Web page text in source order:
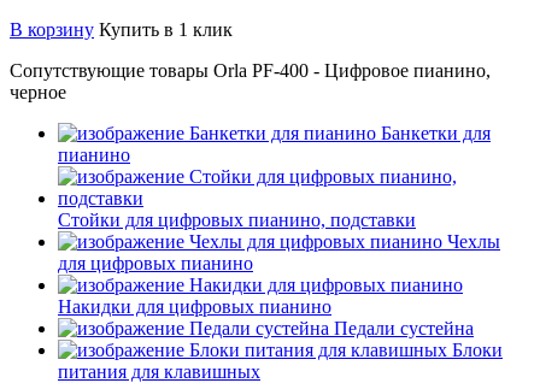
В корзину Купить в 1 клик
Сопутствующие товары Orla PF-400 - Цифровое пианино,
черное
Банкетки для
пианино
Стойки для цифровых пианино, подставки
Чехлы
для цифровых пианино
Накидки для цифровых пианино
Педали сустейна
Блоки
питания для клавишных